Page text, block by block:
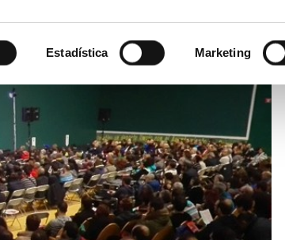
Estadística Marketing
justicia social